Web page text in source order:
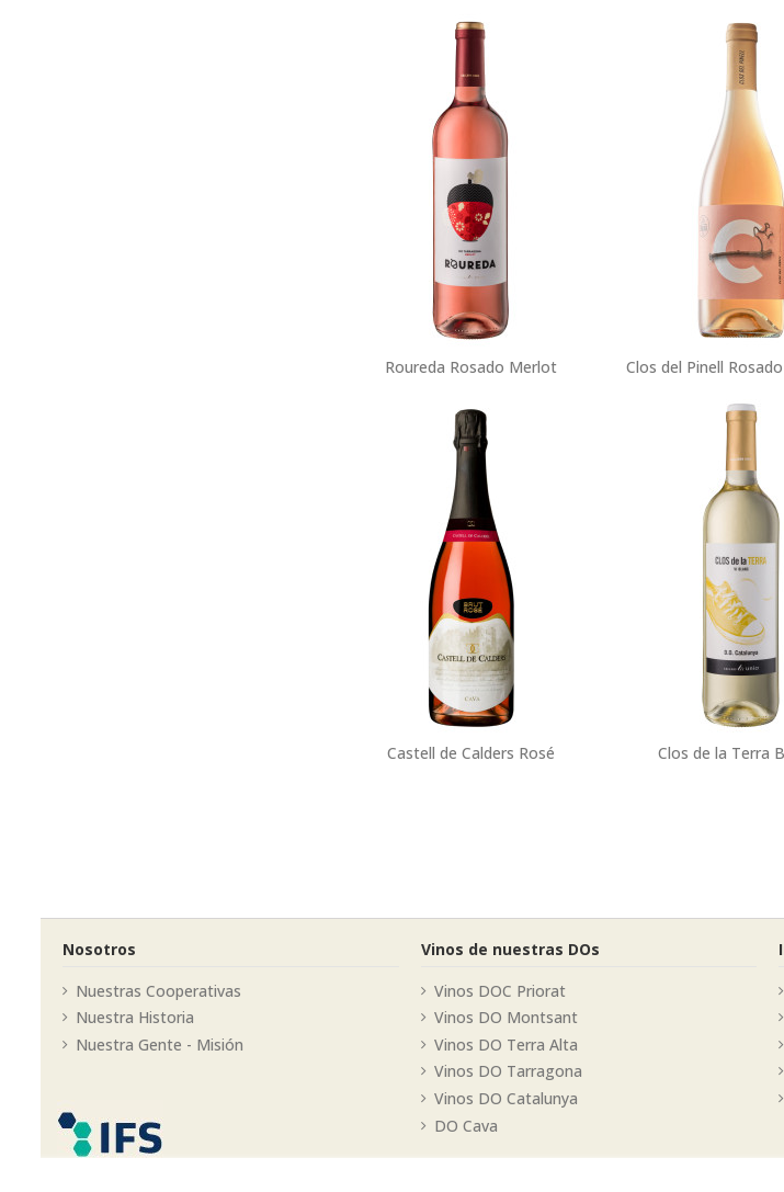
Roureda Rosado Merlot Clos del Pinell
Castell de Calders Rosé Clos de la Terra
Nosotros
Nuestras Cooperativas
Nuestra Historia
Nuestra Gente - Misión
Vinos de nuestras DOs
Vinos DOC Priorat
Vinos DO Montsant
Vinos DO Terra Alta
Vinos DO Tarragona
Vinos DO Catalunya
DO Cava